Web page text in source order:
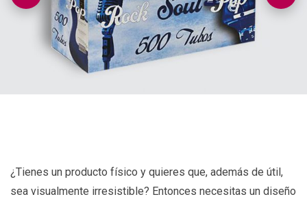
¿Tienes un producto físico y quieres que, además de útil,
sea visualmente irresistible? Entonces necesitas un diseño